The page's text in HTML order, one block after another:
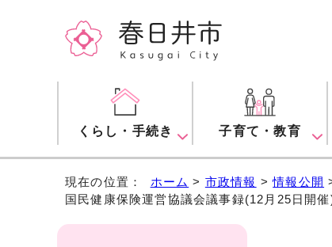
くらし・手続き 子育て・教育
現在の位置： ホーム > 市政情報 >情報公開
国民健康保険運営協議会議事録(12月25日開催